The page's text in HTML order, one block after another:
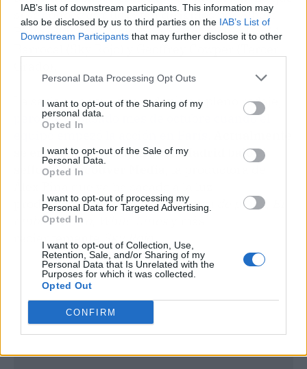
IAB’s list of downstream participants. This information may
also be disclosed by us to third parties on the IAB’s List of
Downstream Participants that may further disclose it to other
Personal Data Processing Opt Outs
I want to opt-out of the Sharing of my
personal data.
Opted In
I want to opt-out of the Sale of my
Personal Data.
Opted In
I want to opt-out of processing my
Personal Data for Targeted Advertising.
Opted In
I want to opt-out of Collection, Use,
Retention, Sale, and/or Sharing of my
Personal Data that Is Unrelated with the
Purposes for which it was collected.
Opted Out
CONFIRM
sí se conoce es que están dirigidos por Albert
Pintó (Sky Rojo, Malasaña 32), el propio David
La serie se encuentra todavía en pleno rodaje,
pero fue el pasado mes de octubre cuando el
equipo empezó la acción en París
se encuentra trabajando en Madrid bajo el
sello de Vancouver Media
producciones de la talla deLa casa de papel
embarcadero
recientemente
Sky Rojo